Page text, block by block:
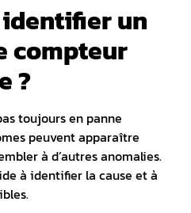
identifier un
compteur
?
toujours en panne
peuvent apparaître
à d’autres anomalies.
à identifier la cause et à